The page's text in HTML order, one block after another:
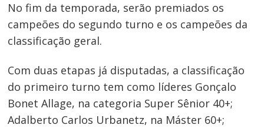
No fim da temporada, serão premiados os
campeões do segundo turno e os campeões da
classificação geral.
Com duas etapas já disputadas, a classificação
do primeiro turno tem como líderes Gonçalo
Bonet Allage, na categoria Super Sênior 40+;
Adalberto Carlos Urbanetz, na Máster 60+;